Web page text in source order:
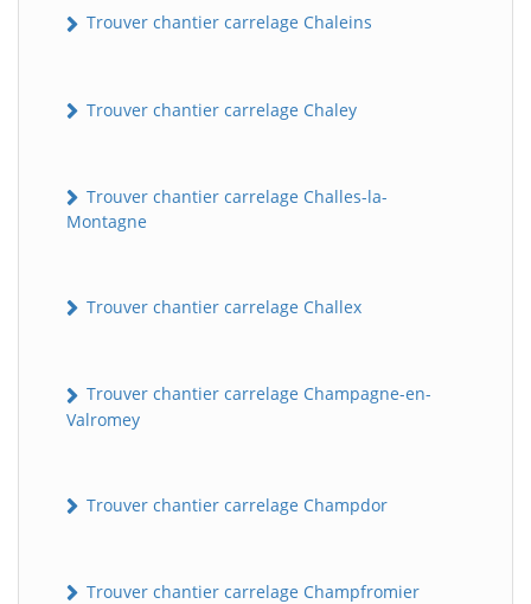
Trouver chantier carrelage Chaleins
Trouver chantier carrelage Chaley
Trouver chantier carrelage Challes-la-
Montagne
Trouver chantier carrelage Challex
Trouver chantier carrelage Champagne-en-
Valromey
Trouver chantier carrelage Champdor
Trouver chantier carrelage Champfromier